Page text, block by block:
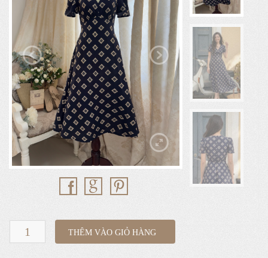
D4.945 THÊM VÀO GIỎ HÀNG